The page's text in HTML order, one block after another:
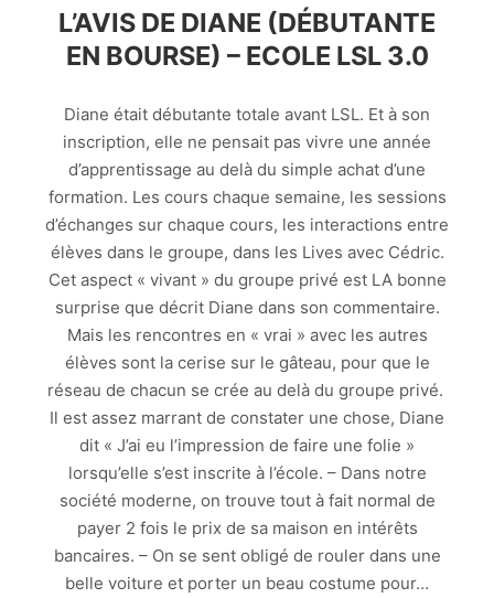
L’AVIS DE DIANE (DÉBUTANTE
EN BOURSE) – ECOLE LSL 3.0
Diane était débutante totale avant LSL. Et à son
inscription, elle ne pensait pas vivre une année
d’apprentissage au delà du simple achat d’une
formation. Les cours chaque semaine, les sessions
d’échanges sur chaque cours, les interactions entre
élèves dans le groupe, dans les Lives avec Cédric.
Cet aspect « vivant » du groupe privé est LA bonne
surprise que décrit Diane dans son commentaire.
Mais les rencontres en « vrai » avec les autres
élèves sont la cerise sur le gâteau, pour que le
réseau de chacun se crée au delà du groupe privé.
Il est assez marrant de constater une chose, Diane
dit « J’ai eu l’impression de faire une folie »
lorsqu’elle s’est inscrite à l’école. – Dans notre
société moderne, on trouve tout à fait normal de
payer 2 fois le prix de sa maison en intérêts
bancaires. – On se sent obligé de rouler dans une
belle voiture et porter un beau costume pour…